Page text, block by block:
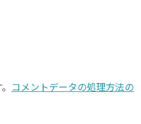
コメントデータの処理方法の